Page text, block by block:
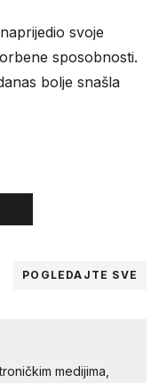
svoje
sposobnosti.
bolje snašla
POGLEDAJTE SVE
medijima,